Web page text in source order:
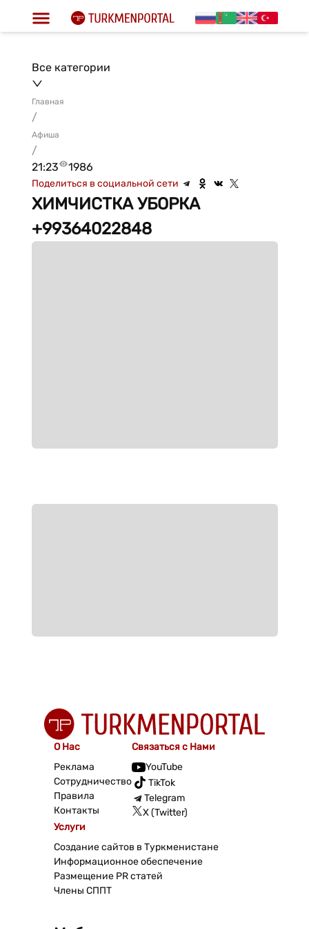
Все категории
Главная
/
Афиша
/
21:23
1986
Поделиться в социальной сети
ХИМЧИСТКА УБОРКА
+99364022848
О Нас
Реклама
Сотрудничество
Правила
Контакты
Связаться с Нами
YouTube
TikTok
Telegram
X (Twitter)
Услуги
Создание сайтов в Туркменистане
Информационное обеспечение
Размещение PR статей
Члены СППТ